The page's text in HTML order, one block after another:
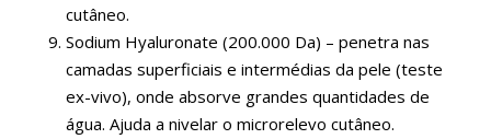
cutâneo.
Sodium Hyaluronate (200.000 Da) – penetra nas
camadas superficiais e intermédias da pele (teste
ex-vivo), onde absorve grandes quantidades de
água. Ajuda a nivelar o microrelevo cutâneo.